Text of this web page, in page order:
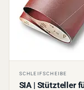
SCHLEIFSCHEIBE
SIA | Stützteller